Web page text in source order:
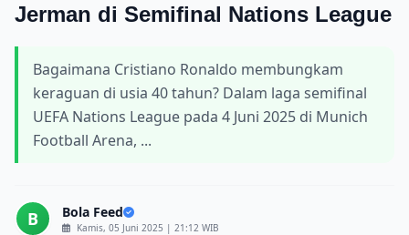
Jerman di Semifinal Nations League
Bagaimana Cristiano Ronaldo membungkam
keraguan di usia 40 tahun? Dalam laga semifinal
UEFA Nations League pada 4 Juni 2025 di Munich
Football Arena, ...
B Bola Feed
Kamis, 05 Juni 2025 | 21:12 WIB